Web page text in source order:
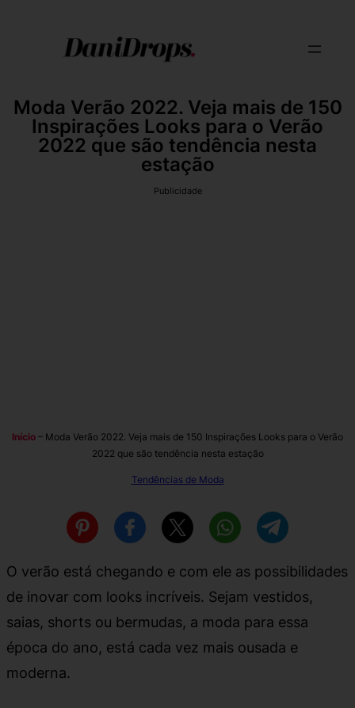
Moda Verão 2022. Veja mais de 150
Inspirações Looks para o Verão
2022 que são tendência nesta
estação
Publicidade
Início – Moda Verão 2022. Veja mais de 150 Inspirações Looks para o Verão
2022 que são tendência nesta estação
Tendências de Moda
O verão está chegando e com ele as possibilidades
de inovar com looks incríveis. Sejam vestidos,
saias, shorts ou bermudas, a moda para essa
época do ano, está cada vez mais ousada e
moderna.